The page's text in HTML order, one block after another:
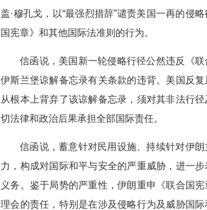
盖·穆孔戈，以“最强烈措辞”谴责美国一再的侵
国宪章》和其他国际法准则的行为。
信函说，美国新一轮侵略行径公然违反《
伊斯兰堡谅解备忘录有关条款的违背。美国反
从根本上背弃了该谅解备忘录，须对其非法行
切法律和政治后果承担全部国际责任。
信函说，蓄意针对民用设施、持续针对伊
力，构成对国际和平与安全的严重威胁，进一
义务。鉴于局势的严重性，伊朗重申《联合国
理会的责任，特别是在涉及侵略行为及威胁国